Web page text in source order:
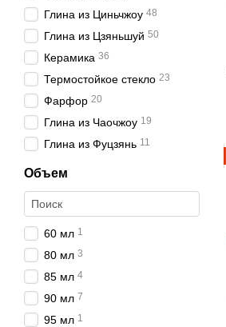
Глина из Циньчжоу 48
Глина из Цзяньшуй 50
Керамика 36
Термостойкое стекло 23
Фарфор 20
Глина из Чаочжоу 19
Глина из Фуцзянь 11
Объем
60 мл 1
80 мл 3
85 мл 4
90 мл 7
95 мл 1